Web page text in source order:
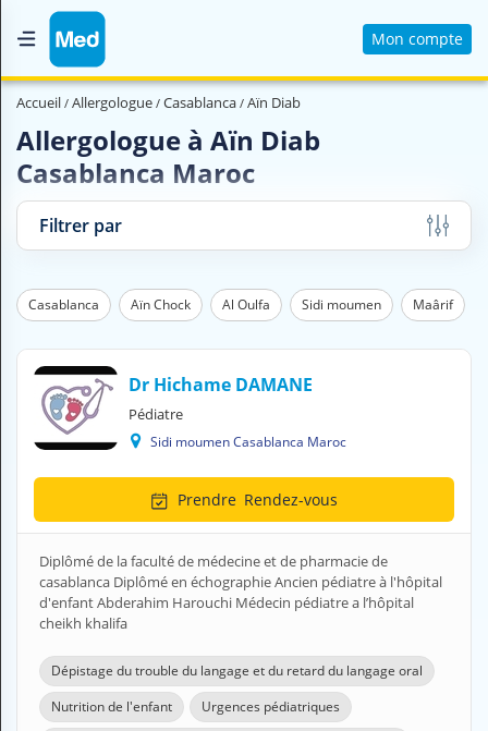
Mon compte
Accueil
Magazine Médical
Nous contacter
V
Professionnel de santé
Pharmacie
Médicament
Accueil Allergologue Casablanca Aïn Diab
Allergologue à Aïn Diab
Casablanca Maroc
Filtrer par
Casablanca Aïn Chock Al Oulfa Sidi moumen Maârif
Dr Hichame DAMANE
Pédiatre
Sidi moumen Casablanca Maroc
Prendre Rendez-vous
Diplômé de la faculté de médecine et de pharmacie de
casablanca Diplômé en échographie Ancien pédiatre à l'hôpital
d'enfant Abderahim Harouchi Médecin pédiatre a l’hôpital
cheikh khalifa
Dépistage du trouble du langage et du retard du langage oral
Nutrition de l'enfant
Urgences pédiatriques